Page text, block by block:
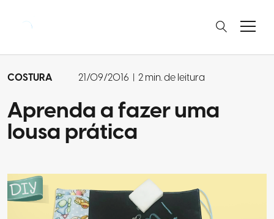
COSTURA 21/09/2016 | 2 min. de leitura
Aprenda a fazer uma
lousa prática